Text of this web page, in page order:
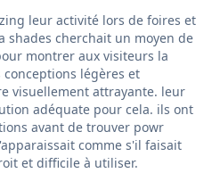
leur activité lors de foires et
shades cherchait un moyen de
montrer aux visiteurs la
légères et
visuellement attrayante. leur
adéquate pour cela. ils ont
avant de trouver powr
comme s'il faisait
et difficile à utiliser.